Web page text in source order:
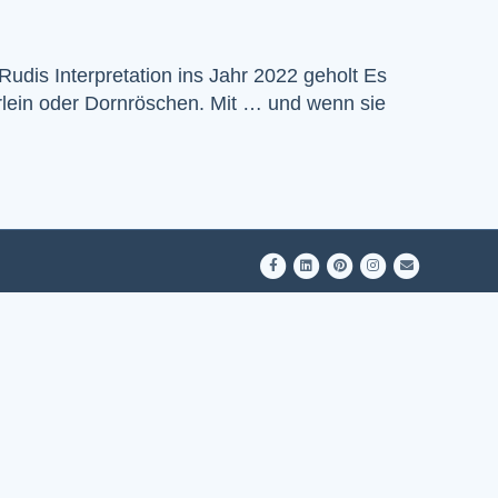
Interpretation ins Jahr 2022 geholt Es
oder Dornröschen. Mit … und wenn sie
FacebookLinkedinPinterestInstagram